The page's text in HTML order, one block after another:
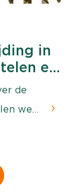
in
en
de
we